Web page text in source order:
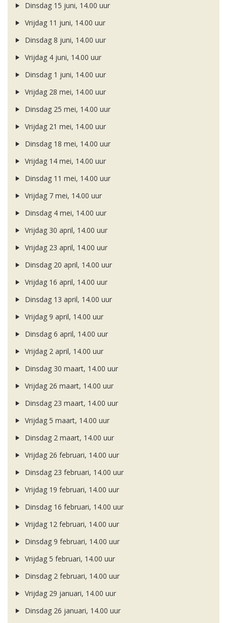
Dinsdag 15 juni, 14.00 uur
Vrijdag 11 juni, 14.00 uur
Dinsdag 8 juni, 14.00 uur
Vrijdag 4 juni, 14.00 uur
Dinsdag 1 juni, 14.00 uur
Vrijdag 28 mei, 14.00 uur
Dinsdag 25 mei, 14.00 uur
Vrijdag 21 mei, 14.00 uur
Dinsdag 18 mei, 14.00 uur
Vrijdag 14 mei, 14.00 uur
Dinsdag 11 mei, 14.00 uur
Vrijdag 7 mei, 14.00 uur
Dinsdag 4 mei, 14.00 uur
Vrijdag 30 april, 14.00 uur
Vrijdag 23 april, 14.00 uur
Dinsdag 20 april, 14.00 uur
Vrijdag 16 april, 14.00 uur
Dinsdag 13 april, 14.00 uur
Vrijdag 9 april, 14.00 uur
Dinsdag 6 april, 14.00 uur
Vrijdag 2 april, 14.00 uur
Dinsdag 30 maart, 14.00 uur
Vrijdag 26 maart, 14.00 uur
Dinsdag 23 maart, 14.00 uur
Vrijdag 5 maart, 14.00 uur
Dinsdag 2 maart, 14.00 uur
Vrijdag 26 februari, 14.00 uur
Dinsdag 23 februari, 14.00 uur
Vrijdag 19 februari, 14.00 uur
Dinsdag 16 februari, 14.00 uur
Vrijdag 12 februari, 14.00 uur
Dinsdag 9 februari, 14.00 uur
Vrijdag 5 februari, 14.00 uur
Dinsdag 2 februari, 14.00 uur
Vrijdag 29 januari, 14.00 uur
Dinsdag 26 januari, 14.00 uur